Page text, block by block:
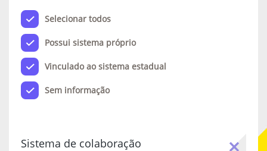
Selecionar todos
Possui sistema próprio
Vinculado ao sistema estadual
Sem informação
Sistema de colaboração